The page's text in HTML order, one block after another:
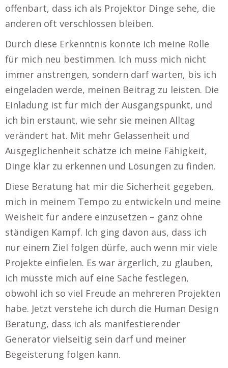
offenbart, dass ich als Projektor Dinge sehe, die
anderen oft verschlossen bleiben.
Durch diese Erkenntnis konnte ich meine Rolle
für mich neu bestimmen. Ich muss mich nicht
immer anstrengen, sondern darf warten, bis ich
eingeladen werde, meinen Beitrag zu leisten. Die
Einladung ist für mich der Ausgangspunkt, und
ich bin erstaunt, wie sehr sie meinen Alltag
verändert hat. Mit mehr Gelassenheit und
Ausgeglichenheit schätze ich meine Fähigkeit,
Dinge klar zu erkennen und Lösungen zu finden.
Diese Beratung hat mir die Sicherheit gegeben,
mich in meinem Tempo zu entwickeln und meine
Weisheit für andere einzusetzen – ganz ohne
ständigen Kampf. Ich ging davon aus, dass ich
nur einem Ziel folgen dürfe, auch wenn mir viele
Projekte einfielen. Es war ärgerlich, zu glauben,
ich müsste mich auf eine Sache festlegen,
obwohl ich so viel Freude an mehreren Projekten
habe. Jetzt verstehe ich durch die Human Design
Beratung, dass ich als manifestierender
Generator vielseitig sein darf und meiner
Begeisterung folgen kann.